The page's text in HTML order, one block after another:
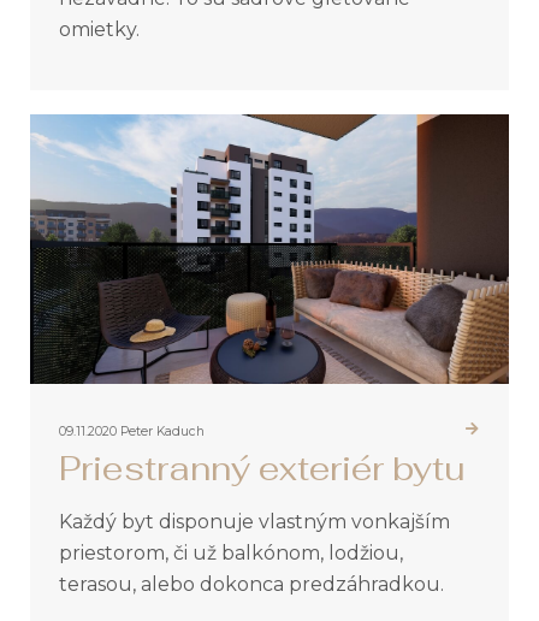
omietky.
09.11.2020 Peter Kaduch
Priestranný exteriér bytu
Každý byt disponuje vlastným vonkajším
priestorom, či už balkónom, lodžiou,
terasou, alebo dokonca predzáhradkou.